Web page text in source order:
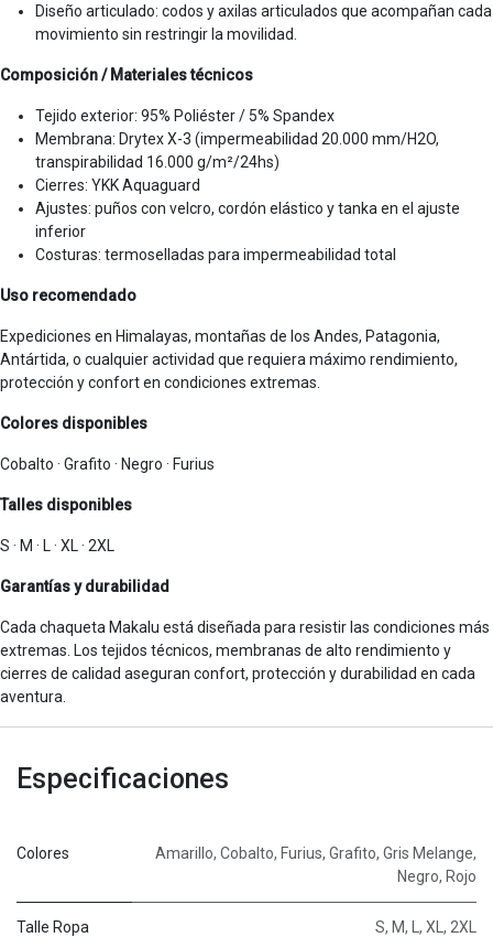
Diseño articulado: codos y axilas articulados que acompañan cada
movimiento sin restringir la movilidad.
Composición / Materiales técnicos
Tejido exterior: 95% Poliéster / 5% Spandex
Membrana: Drytex X-3 (impermeabilidad 20.000 mm/H2O,
transpirabilidad 16.000 g/m²/24hs)
Cierres: YKK Aquaguard
Ajustes: puños con velcro, cordón elástico y tanka en el ajuste
inferior
Costuras: termoselladas para impermeabilidad total
Uso recomendado
Expediciones en Himalayas, montañas de los Andes, Patagonia,
Antártida, o cualquier actividad que requiera máximo rendimiento,
protección y confort en condiciones extremas.
Colores disponibles
Cobalto · Grafito · Negro · Furius
Talles disponibles
S · M · L · XL · 2XL
Garantías y durabilidad
Cada chaqueta Makalu está diseñada para resistir las condiciones más
extremas. Los tejidos técnicos, membranas de alto rendimiento y
cierres de calidad aseguran confort, protección y durabilidad en cada
aventura.
Especificaciones
Colores Amarillo, Cobalto, Furius, Grafito, Gris Melange,
Negro, Rojo
Talle Ropa S, M, L , XL , 2XL